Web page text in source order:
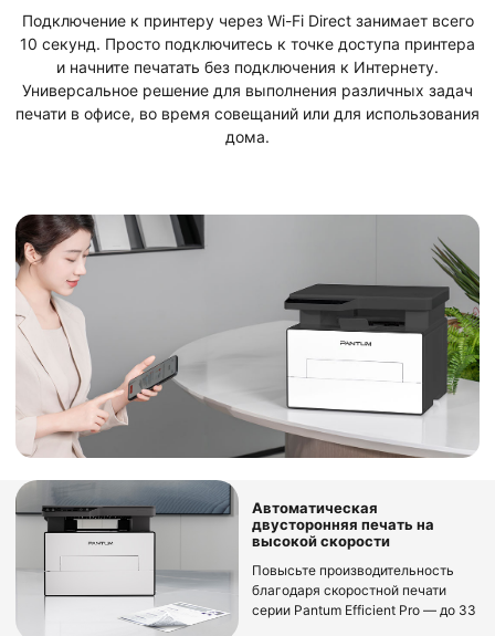
Подключение к принтеру через Wi-Fi Direct занимает всего
10 секунд. Просто подключитесь к точке доступа принтера
и начните печатать без подключения к Интернету.
Универсальное решение для выполнения различных задач
печати в офисе, во время совещаний или для использования
дома.
Автоматическая
двусторонняя печать на
высокой скорости
Повысьте производительность
благодаря скоростной печати
серии Pantum Efficient Pro — до 33